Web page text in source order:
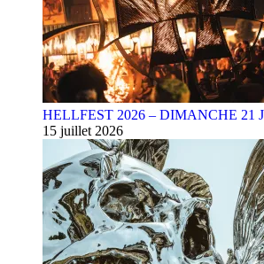
HELLFEST 2026 – DIMANCHE 21
15 juillet 2026